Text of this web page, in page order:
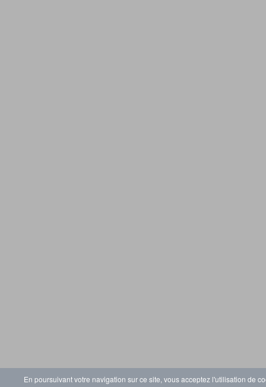
En poursuivant votre navigation sur ce site, vous acceptez l'utilisation de